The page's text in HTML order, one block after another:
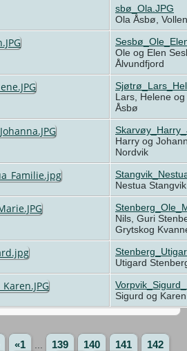
sbø_Ola.JPG
Ola Åsbø,
Ole og Elen
Ålvundfjord
Lars, Helene
Åsbø
Harry og
Nordvik
Nestua
Nils, Guri
Grytskog
Utigard
Sigurd og
«1 139 140 141
142